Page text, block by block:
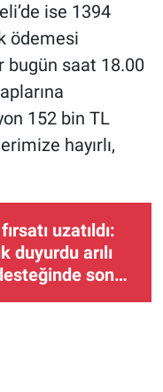
ise 1394
ödemesi
bugün saat 18.00
152 bin TL
hayırlı,
uzatıldı:
duyurdu arılı
son
tarihi 14 Kasım!